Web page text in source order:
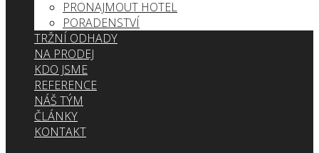
PRONAJMOUT HOTEL
PORADENSTVÍ
TRŽNÍ ODHADY
NA PRODEJ
KDO JSME
REFERENCE
NÁŠ TÝM
ČLÁNKY
KONTAKT